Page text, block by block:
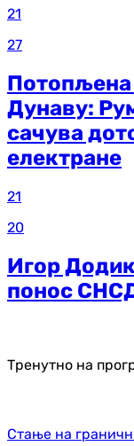
21
27
Потопљена
Дунаву:
сачува
електране
21
20
Игор
понос
Тренутно на
Стање на